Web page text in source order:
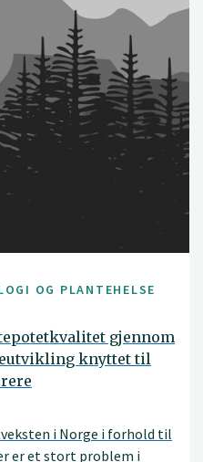
OG PLANTEHELSE
gjennom
knyttet til
i Norge i forhold til
er et stort problem i